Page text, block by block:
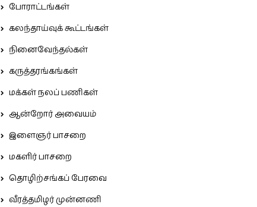
போராட்டங்கள்
கலந்தாய்வுக் கூட்டங்கள்
நினைவேந்தல்கள்
கருத்தரங்கங்கள்
மக்கள் நலப் பணிகள்
ஆன்றோர் அவையம்
இளைஞர் பாசறை
மகளிர் பாசறை
தொழிற்சங்கப் பேரவை
வீரத்தமிழர் முன்னணி